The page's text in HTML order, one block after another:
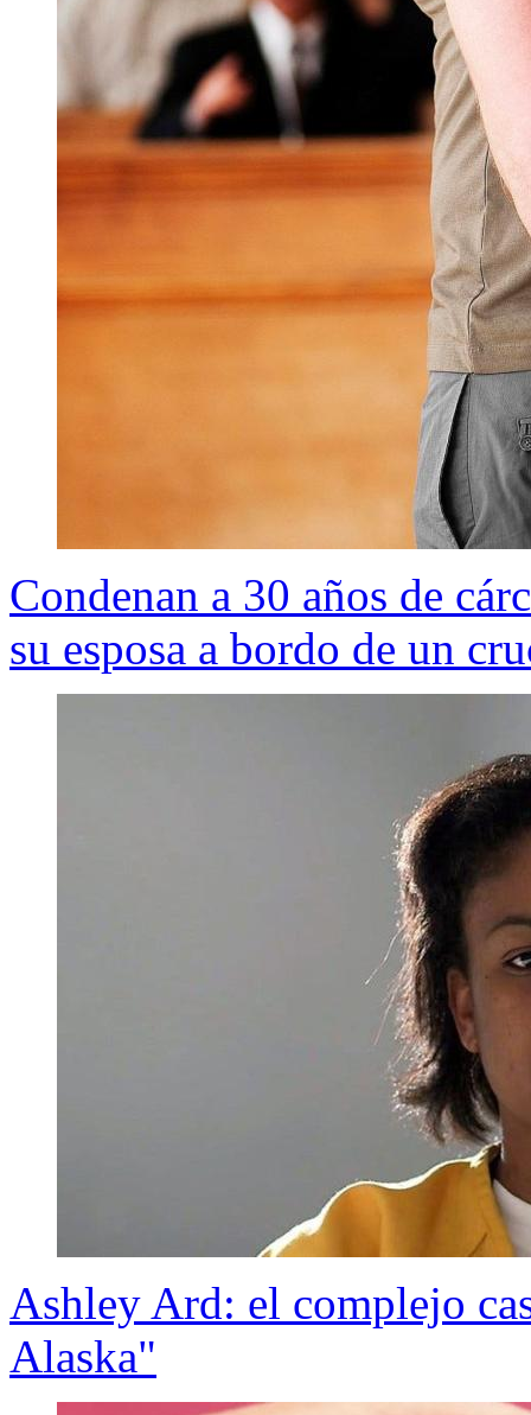
Condenan a 30 años de
su esposa a bordo de un
Ashley Ard: el complejo
Alaska"